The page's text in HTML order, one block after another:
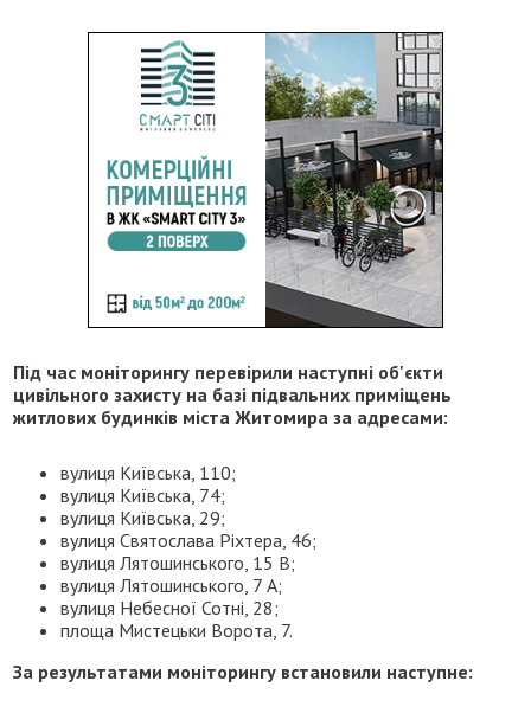
Під час моніторингу перевірили наступні об'єкти
цивільного захисту на базі підвальних приміщень
житлових будинків міста Житомира за адресами:
вулиця Київська, 110;
вулиця Київська, 74;
вулиця Київська, 29;
вулиця Святослава Ріхтера, 46;
вулиця Лятошинського, 15 В;
вулиця Лятошинського, 7 А;
вулиця Небесної Сотні, 28;
площа Мистецьки Ворота, 7.
За результатами моніторингу встановили наступне: